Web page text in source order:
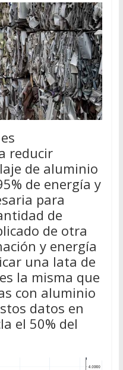
reducir
de aluminio
de energía y
para
de
de otra
y energía
una lata de
la misma que
con aluminio
datos en
el 50% del